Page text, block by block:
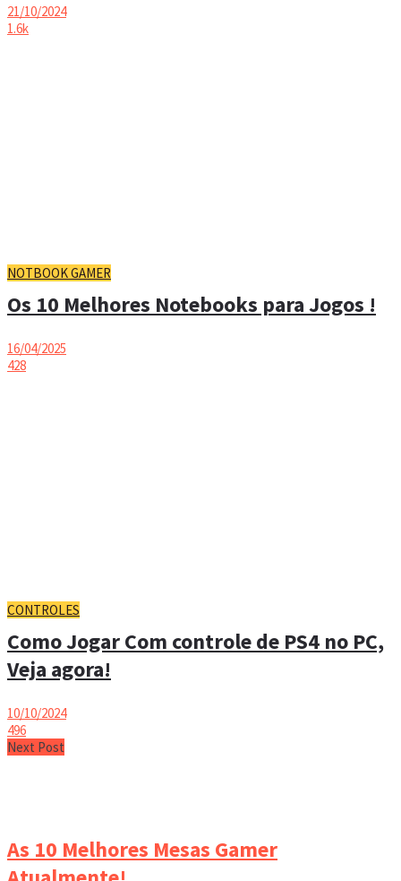
21/10/2024
1.6k
NOTBOOK GAMER
Os 10 Melhores Notebooks para Jogos !
16/04/2025
428
CONTROLES
Como Jogar Com controle de PS4 no PC,
Veja agora!
10/10/2024
496
Next Post
As 10 Melhores Mesas Gamer